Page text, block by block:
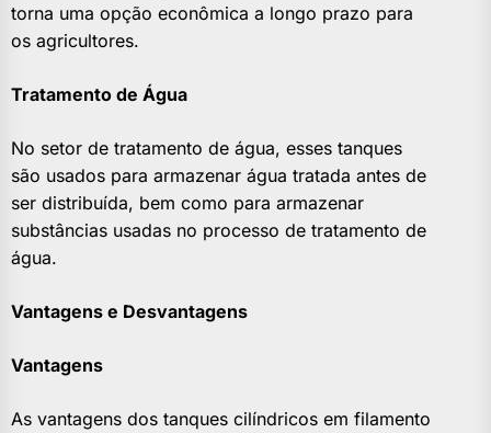
torna uma opção econômica a longo prazo para
os agricultores.
Tratamento de Água
No setor de tratamento de água, esses tanques
são usados para armazenar água tratada antes de
ser distribuída, bem como para armazenar
substâncias usadas no processo de tratamento de
água.
Vantagens e Desvantagens
Vantagens
As vantagens dos tanques cilíndricos em filamento